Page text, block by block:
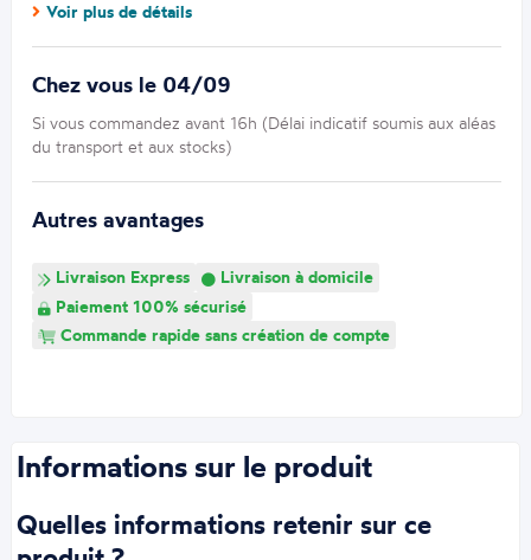
Voir plus de détails
Chez vous le 04/09
Si vous commandez avant 16h (Délai indicatif soumis aux aléas
du transport et aux stocks)
Autres avantages
Livraison Express
Livraison à domicile
Paiement 100% sécurisé
Commande rapide sans création de compte
Informations sur le produit
Quelles informations retenir sur ce